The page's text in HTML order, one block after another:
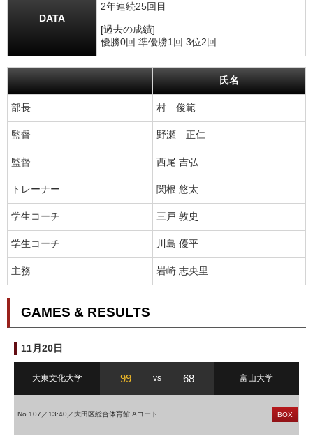
DATA
2年連続25回目
[過去の成績]
優勝0回 準優勝1回 3位2回
氏名
部長 村 俊範
監督 野瀬 正仁
監督 西尾 吉弘
トレーナー 関根 悠太
学生コーチ 三戸 敦史
学生コーチ 川島 優平
主務 岩崎 志央里
GAMES & RESULTS
11月20日
大東文化大学 99 vs 68 富山大学
No.107／13:40／大田区総合体育館 Aコート BOX